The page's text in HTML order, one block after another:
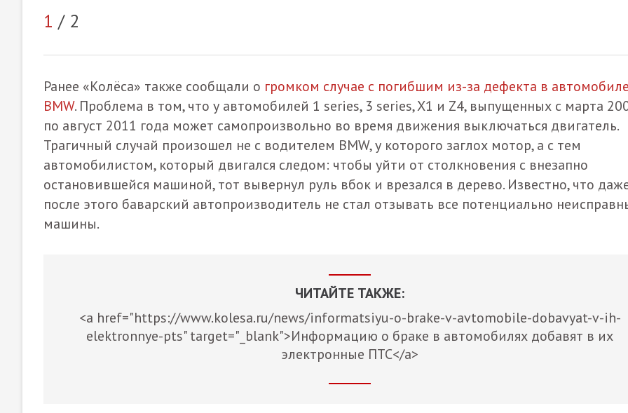
1 / 2
Ранее «Колёса» также сообщали о громком случае с погибшим из-за дефекта в
BMW. Проблема в том, что у автомобилей 1 series, 3 series, X1 и Z4, выпущенных с марта
по август 2011 года может самопроизвольно во время движения выключаться двигатель.
Трагичный случай произошел не с водителем BMW, у которого заглох мотор, а с тем
автомобилистом, который двигался следом: чтобы уйти от столкновения с внезапно
остановившейся машиной, тот вывернул руль вбок и врезался в дерево. Известно, что
после этого баварский автопроизводитель не стал отзывать все потенциально
машины.
ЧИТАЙТЕ ТАКЖЕ:
<a href="https://www.kolesa.ru/news/informatsiyu-o-brake-v-avtomobile-dobavyat-v-ih-
elektronnye-pts" target="_blank">Информацию о браке в автомобилях добавят в их
электронные ПТС</a>